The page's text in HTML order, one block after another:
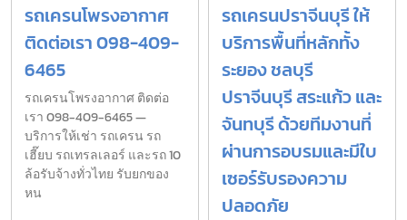
รถเครนโพรงอากาศ
ติดต่อเรา 098-409-
6465
รถเครนโพรงอากาศ ติดต่อ
เรา 098-409-6465 —
บริการให้เช่า รถเครน รถ
เฮี๊ยบ รถเทรลเลอร์ และรถ 10
ล้อรับจ้างทั่วไทย รับยกของ
หน
รถเครนปราจีนบุรี ให้
บริการพื้นที่หลักทั้ง
ระยอง ชลบุรี
ปราจีนบุรี สระแก้ว และ
จันทบุรี ด้วยทีมงานที่
ผ่านการอบรมและมีใบ
เซอร์รับรองความ
ปลอดภัย